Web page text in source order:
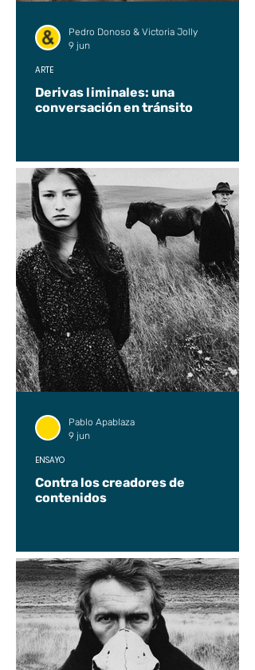
Derivas liminales: una
conversación en tránsito
ARTE
Pedro Donoso & Victoria Jolly
9 jun
Contra los creadores de
contenidos
ENSAYO
Pablo Apablaza
9 jun